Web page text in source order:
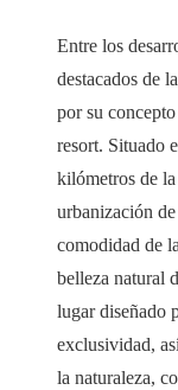
Entre los
destacados de
por su
resort. Situado
kilómetros de
urbanización
comodidad de
belleza natural
lugar diseñado
exclusividad,
la naturaleza,